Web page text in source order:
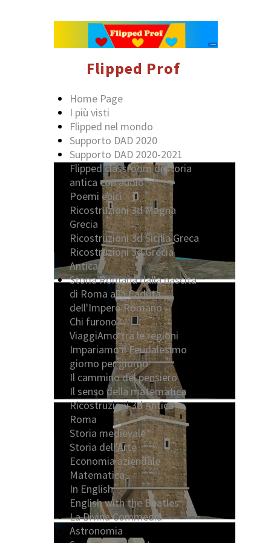
Flipped Prof
Home Page
I più visti
Flipped nel mondo
Supporto DAD 2020
Supporto DAD 2020-2021
Flipped classroom di storia
antica con audio
Poemi epici
Ricostruzioni 3d Magna
Grecia
Ricostruzioni 3d Sicilia Greca
Ricostruzioni 3d Grecia
Antica
Storia Romana dalla nascita
di Roma alla Caduta
dell'Impero Romano
Chi furono?
ViaggiAmo tra le regioni
Impariamo il Feudalesimo
giorno per giorno
Il cammino del pensiero
Il senso della matematica
Ricostruzioni 3d Antica
Roma
Storia medievale
Storia dell'Arte
Economia aziendale
Matematica
In English
English with the Beatles
La Divina Commedia
Astronomia